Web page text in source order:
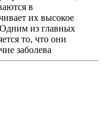
в
их высокое
Одним из главных
то, что они
заболева